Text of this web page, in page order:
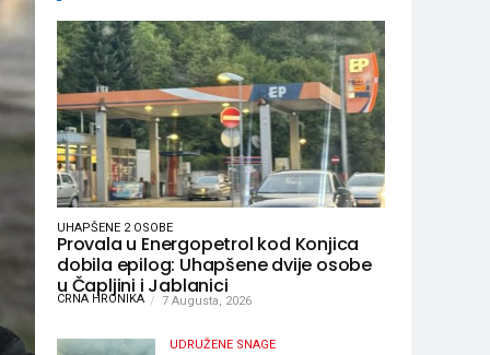
UHAPŠENE 2 OSOBE
Provala u Energopetrol kod Konjica
dobila epilog: Uhapšene dvije osobe
u Čapljini i Jablanici
CRNA HRONIKA 7 Augusta, 2026
UDRUŽENE SNAGE